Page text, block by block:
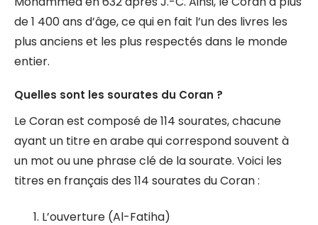
de 1 400 ans d’âge, ce qui en fait l’un des livres les
plus anciens et les plus respectés dans le monde
entier.
Quelles sont les sourates du Coran ?
Le Coran est composé de 114 sourates, chacune
ayant un titre en arabe qui correspond souvent à
un mot ou une phrase clé de la sourate. Voici les
titres en français des 114 sourates du Coran :
L’ouverture (Al-Fatiha)